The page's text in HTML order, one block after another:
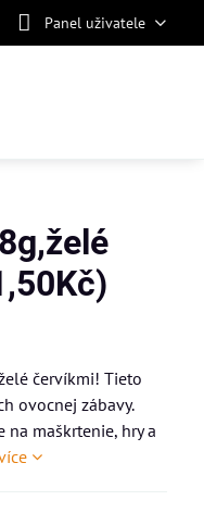
Panel uživatele
červíkmi! Tieto
ovocnej zábavy.
maškrtenie, hry a